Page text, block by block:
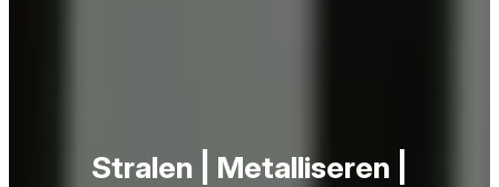
Stralen | Metalliseren |